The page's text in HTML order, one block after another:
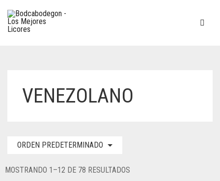
VENEZOLANO
ORDEN PREDETERMINADO
MOSTRANDO 1–12 DE 78 RESULTADOS